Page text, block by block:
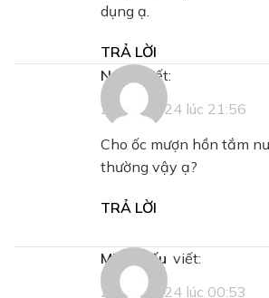
dụng ạ.
TRẢ LỜI
Ngoc
viết:
20/10/2024 lúc 21:56
Cho ốc mượn hồn tắm
thường vậy ạ?
TRẢ LỜI
Minh Hiếu viết:
21/10/2024 lúc 00:53